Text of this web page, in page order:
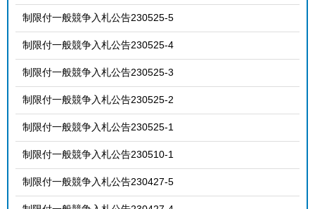
制限付一般競争入札公告230525-5
制限付一般競争入札公告230525-4
制限付一般競争入札公告230525-3
制限付一般競争入札公告230525-2
制限付一般競争入札公告230525-1
制限付一般競争入札公告230510-1
制限付一般競争入札公告230427-5